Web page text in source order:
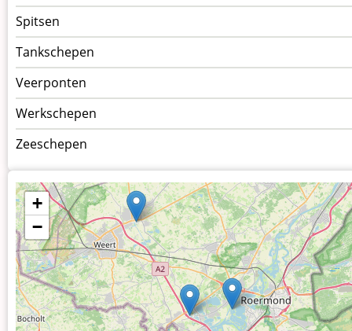
Spitsen
Tankschepen
Veerponten
Werkschepen
Zeeschepen
+
−